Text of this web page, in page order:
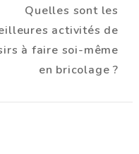
Quelles sont les
activités de
à faire soi-même
en bricolage ?